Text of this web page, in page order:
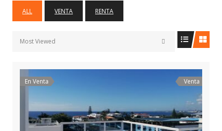
ALL VENTA RENTA
Most Viewed
En Venta Venta